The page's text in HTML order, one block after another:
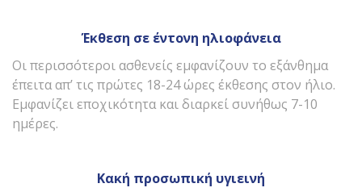
Έκθεση σε έντονη ηλιοφάνεια
Οι περισσότεροι ασθενείς εμφανίζουν το εξάνθημα
έπειτα απ’ τις πρώτες 18-24 ώρες έκθεσης στον ήλιο.
Εμφανίζει εποχικότητα και διαρκεί συνήθως 7-10
ημέρες.
Κακή προσωπική υγιεινή